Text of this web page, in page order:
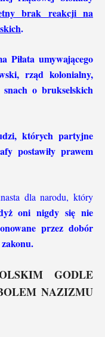
brak reakcji na
.
Piłata umywającego
rząd kolonialny,
o brukselskich
których partyjne
postawiły prawem
dla narodu, który
oni nigdy się nie
przez dobór
GODLE
NAZIZMU